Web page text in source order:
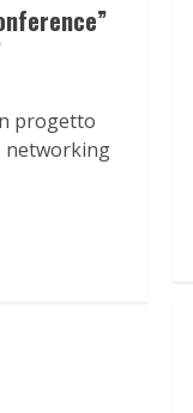
progetto
networking